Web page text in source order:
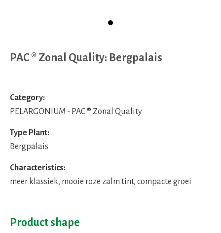
PAC ® Zonal Quality: Bergpalais
Category:
PELARGONIUM - PAC ® Zonal Quality
Type Plant:
Bergpalais
Characteristics:
meer klassiek, mooie roze zalm tint, compacte groei
Product shape